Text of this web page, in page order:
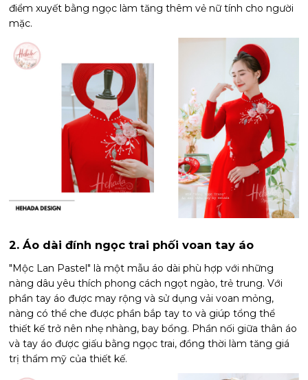
điểm xuyết bằng ngọc làm tăng thêm vẻ nữ tính cho người
mặc.
2. Áo dài đính ngọc trai phối voan tay áo
"Mộc Lan Pastel" là một mẫu áo dài phù hợp với những
nàng dâu yêu thích phong cách ngọt ngào, trẻ trung. Với
phần tay áo được may rộng và sử dụng vải voan mỏng,
nàng có thể che được phần bắp tay to và giúp tổng thể
thiết kế trở nên nhẹ nhàng, bay bổng. Phần nối giữa thân áo
và tay áo được giấu bằng ngọc trai, đồng thời làm tăng giá
trị thẩm mỹ của thiết kế.